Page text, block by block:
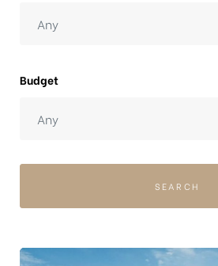
Budget
SEARCH